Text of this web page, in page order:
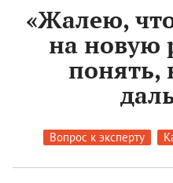
«Жалею,
на новую
понять,
Вопрос к эксперту